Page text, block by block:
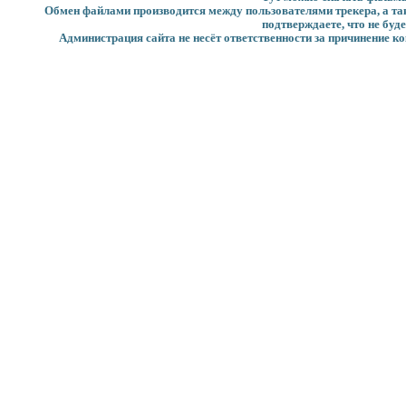
Обмен файлами производится между пользователями трекера, а
подтверждаете, что не
Администрация сайта не несёт ответственности за причинение